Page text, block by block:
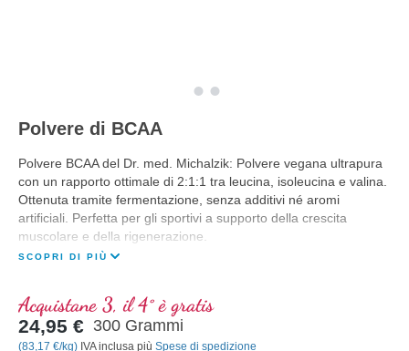
Polvere di BCAA
Polvere BCAA del Dr. med. Michalzik: Polvere vegana ultrapura
con un rapporto ottimale di 2:1:1 tra leucina, isoleucina e valina.
Ottenuta tramite fermentazione, senza additivi né aromi
artificiali. Perfetta per gli sportivi a supporto della crescita
muscolare e della rigenerazione.
SCOPRI DI PIÙ
Acquistane 3, il 4° è gratis
24,95 € 300 Grammi
(83,17 €/kg) IVA inclusa più Spese di spedizione